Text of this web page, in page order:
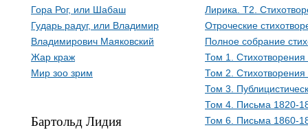
Гора Рог, или Шабаш
Гударь радуг, или Владимир
Владимирович Маяковский
Жар краж
Мир зоо зрим
Бартольд Лидия
Лирика. Т2.
Отроческие
Полное собрание
Том 1.
Том 2.
Том 3.
Том 4. Письма 1820-
Том 6. Письма 1860-